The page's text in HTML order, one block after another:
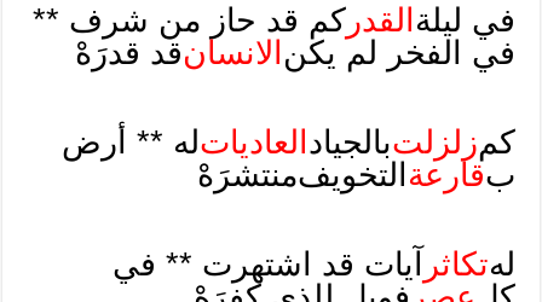
في ليلة القدركم قد حاز من شرف **
في الفخر لم يكن الانسانقد قدرَهْ
كمزلزلتبالجياد العادياتله ** أرض
بقارعة التخويفمنتشرَهْ
لهتكاثر آيات قد اشتهرت ** في